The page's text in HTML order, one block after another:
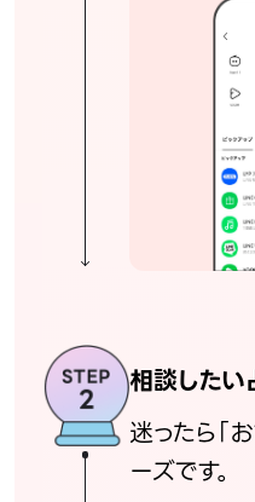
相談した
迷ったら「
ーズです。